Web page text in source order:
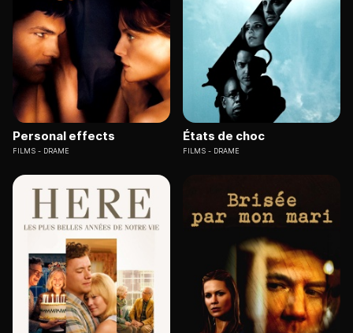
Personal effects
FILMS DRAME
États de choc
FILMS DRAME